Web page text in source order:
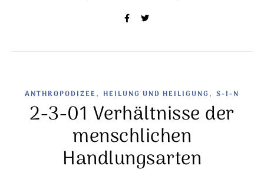
ANTHROPODIZEE , HEILUNG UND HEILIGUNG, S-I-N
2-3-01 Verhältnisse der
menschlichen
Handlungsarten